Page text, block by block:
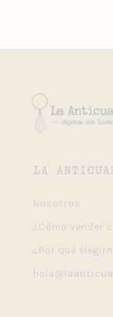
LA
Nosotros
¿Cómo vender
¿Por qué